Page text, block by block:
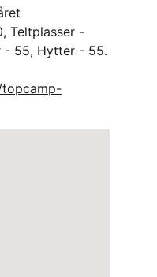
Teltplasser -
- 55, Hytter - 55.